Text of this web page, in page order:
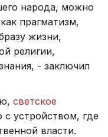
народа, можно
прагматизм,
жизни,
религии,
- заключил
светское
с устройством, где
власти.